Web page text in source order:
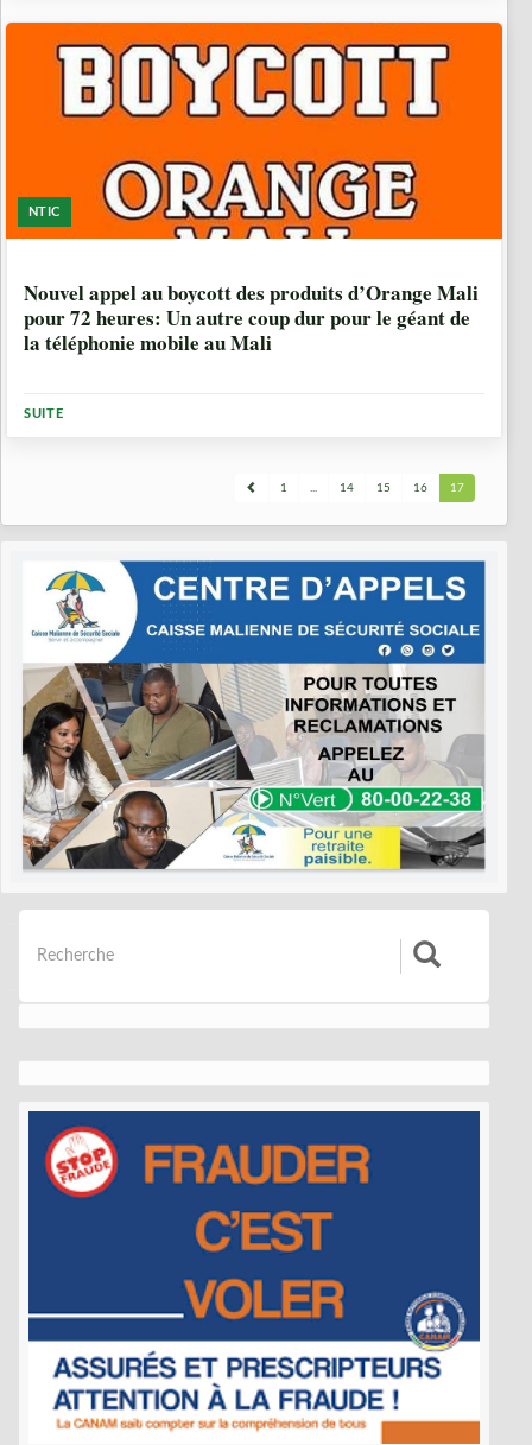
NTIC
Nouvel appel au boycott des produits d’Orange Mali
pour 72 heures: Un autre coup dur pour le géant de
la téléphonie mobile au Mali
SUITE
1 ... 14 15 16 17